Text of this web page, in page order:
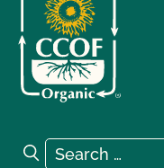
Search for:
Search